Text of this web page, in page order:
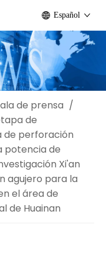
Español
de prensa /
de
de perforación
potencia de
Xi'an
agujero para la
el área de
de Huainan